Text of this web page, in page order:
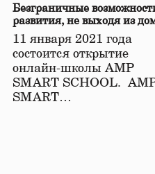
Безграничные
развития, не выходя из
11 января 2021 года
состоится открытие
онлайн-школы АМР
SMART SCHOOL.
SMART…